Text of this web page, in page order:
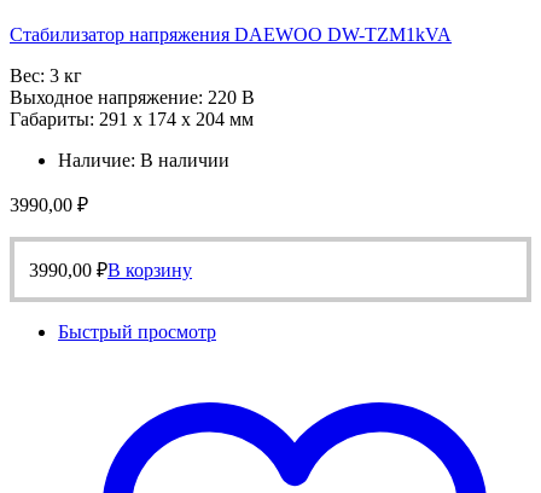
Стабилизатор напряжения DAEWOO DW-TZM1kVA
Вес: 3 кг
Выходное напряжение: 220 В
Габариты: 291 х 174 х 204 мм
Наличие: В наличии
3990,00 ₽
3990,00 ₽В корзину
Быстрый просмотр